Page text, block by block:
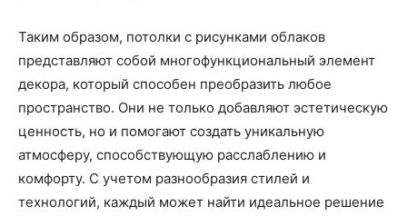
Таким образом, потолки с рисунками облаков
представляют собой многофункциональный элемент
декора, который способен преобразить любое
пространство. Они не только добавляют эстетическую
ценность, но и помогают создать уникальную
атмосферу, способствующую расслаблению и
комфорту. С учетом разнообразия стилей и
технологий, каждый может найти идеальное решение